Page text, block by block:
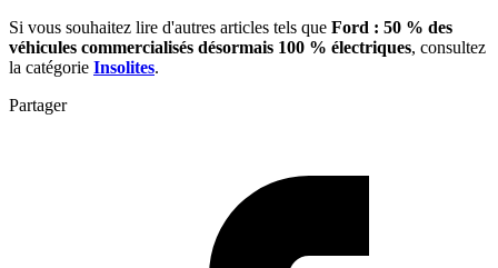
Si vous souhaitez lire d'autres articles tels que Ford : 50 % des
véhicules commercialisés désormais 100 % électriques, consultez
la catégorie Insolites.
Partager